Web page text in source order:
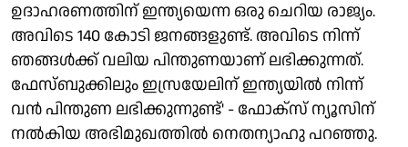
ഉദാഹരണത്തിന് ഇന്ത്യയെന്ന ഒരു ചെറിയ രാജ്യം.
അവിടെ 140 കോടി ജനങ്ങളുണ്ട്. അവിടെ നിന്ന്
ഞങ്ങള്‍ക്ക് വലിയ പിന്തുണയാണ് ലഭിക്കുന്നത്.
ഫേസ്ബുക്കിലും ഇസ്രയേലിന് ഇന്ത്യയില്‍ നിന്ന്
വന്‍ പിന്തുണ ലഭിക്കുന്നുണ്ട്' - ഫോക്‌സ് ന്യൂസിന്
നല്‍കിയ അഭിമുഖത്തില്‍ നെതന്യാഹു പറഞ്ഞു.